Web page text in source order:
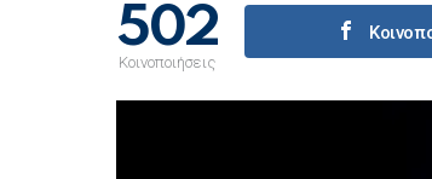
502
Κοινοποιήσεις